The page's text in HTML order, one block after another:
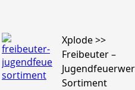
Xplode >>
Freibeuter –
Sortiment